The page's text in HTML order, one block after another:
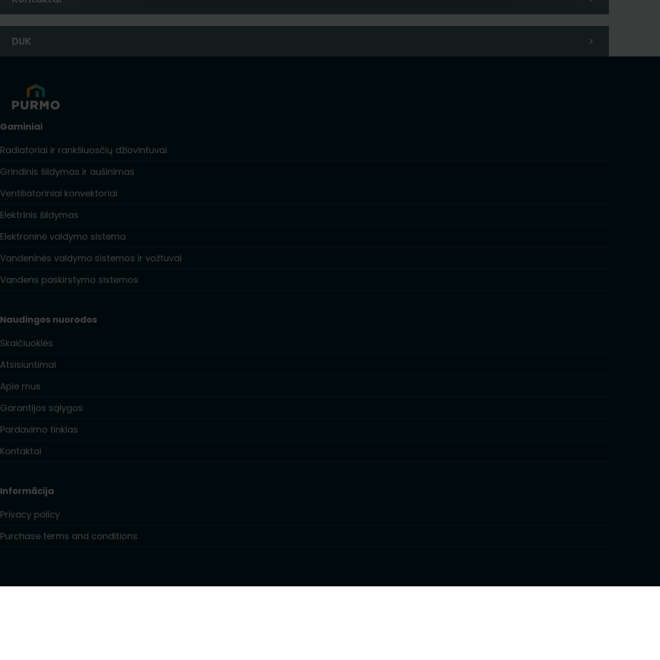
DUK
Gaminiai
Radiatoriai ir rankšluosčių džiovintuvai
Grindinis šildymas ir aušinimas
Ventiliatoriniai konvektoriai
Elektrinis šildymas
Elektroninė valdymo sistema
Vandeninės valdymo sistemos ir vožtuvai
Vandens paskirstymo sistemos
Naudingos nuorodos
Skaičiuoklės
Atsisiuntimai
Apie mus
Garantijos sąlygos
Pardavimo tinklas
Kontaktai
Informācija
Privacy policy
Purchase terms and conditions